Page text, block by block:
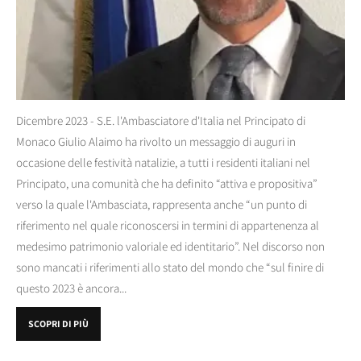
Dicembre 2023 - S.E. l'Ambasciatore d'Italia nel Principato di
Monaco Giulio Alaimo ha rivolto un messaggio di auguri in
occasione delle festività natalizie, a tutti i residenti italiani nel
Principato, una comunità che ha definito “attiva e propositiva”
verso la quale l'Ambasciata, rappresenta anche “un punto di
riferimento nel quale riconoscersi in termini di appartenenza al
medesimo patrimonio valoriale ed identitario”. Nel discorso non
sono mancati i riferimenti allo stato del mondo che “sul finire di
questo 2023 è ancora...
SCOPRI DI PIÙ